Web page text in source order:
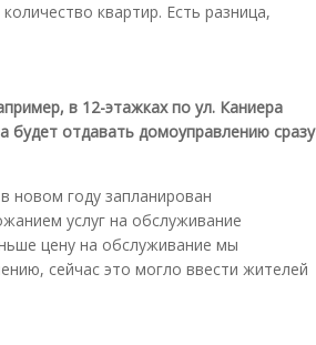
квартир. Есть разница,
в 12-этажках по ул. Каниера
будет отдавать домоуправлению сразу
новом году запланирован
услуг на обслуживание
цену на обслуживание мы
сейчас это могло ввести жителей